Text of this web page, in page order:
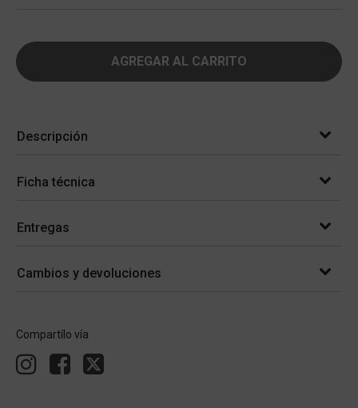
AGREGAR AL CARRITO
Descripción
Ficha técnica
Entregas
Cambios y devoluciones
Compartílo vía